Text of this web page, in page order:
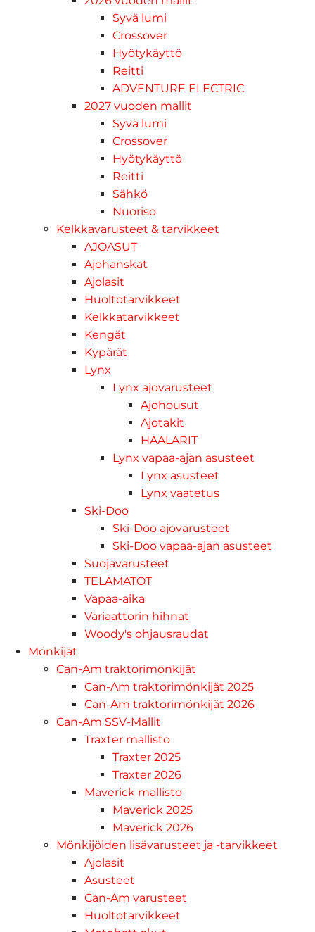
Syvä lumi
Crossover
Hyötykäyttö
Reitti
ADVENTURE ELECTRIC
2027 vuoden mallit
Syvä lumi
Crossover
Hyötykäyttö
Reitti
Sähkö
Nuoriso
Kelkkavarusteet & tarvikkeet
AJOASUT
Ajohanskat
Ajolasit
Huoltotarvikkeet
Kelkkatarvikkeet
Kengät
Kypärät
Lynx
Lynx ajovarusteet
Ajohousut
Ajotakit
HAALARIT
Lynx vapaa-ajan asusteet
Lynx asusteet
Lynx vaatetus
Ski-Doo
Ski-Doo ajovarusteet
Ski-Doo vapaa-ajan asusteet
Suojavarusteet
TELAMATOT
Vapaa-aika
Variaattorin hihnat
Woody's ohjausraudat
Mönkijät
Can-Am traktorimönkijät
Can-Am traktorimönkijät 2025
Can-Am traktorimönkijät 2026
Can-Am SSV-Mallit
Traxter mallisto
Traxter 2025
Traxter 2026
Maverick mallisto
Maverick 2025
Maverick 2026
Mönkijöiden lisävarusteet ja -tarvikkeet
Ajolasit
Asusteet
Can-Am varusteet
Huoltotarvikkeet